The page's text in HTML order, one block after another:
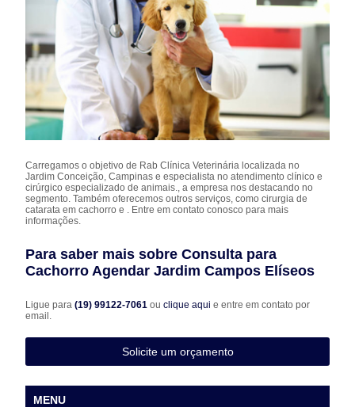
Carregamos o objetivo de Rab Clínica Veterinária localizada no
Jardim Conceição, Campinas e especialista no atendimento clínico e
cirúrgico especializado de animais., a empresa nos destacando no
segmento. Também oferecemos outros serviços, como cirurgia de
catarata em cachorro e . Entre em contato conosco para mais
informações.
Para saber mais sobre Consulta para
Cachorro Agendar Jardim Campos Elíseos
Ligue para(19) 99122-7061ouclique aqui e entre em contato por
email.
Solicite um orçamento
MENU